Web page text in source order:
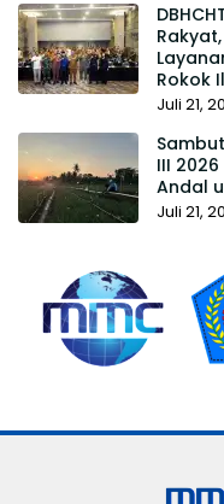
Rokok
Juli 21,
III
Andal
Juli 21,